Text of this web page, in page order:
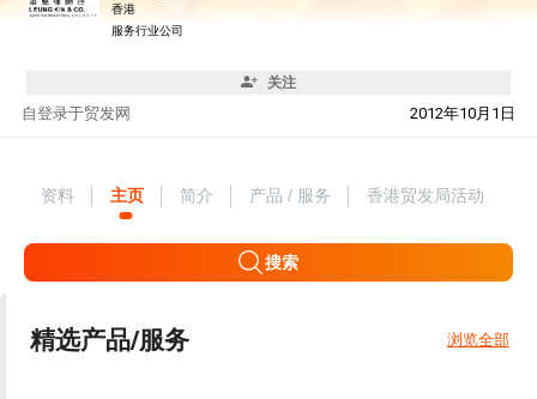
香港
服务行业公司
关注
自 2012年10月1日
登录于贸发网
资料 主页 简介 产品 / 服务 香港贸发局活动
搜索
精选产品/服务 浏览全部